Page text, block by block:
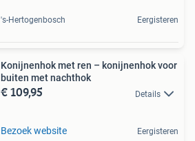
's-Hertogenbosch Eergisteren
Konijnenhok met ren – konijnenhok voor
buiten met nachthok
€ 109,95 Details
Bezoek website Eergisteren